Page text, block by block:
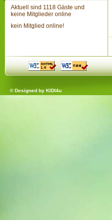
Aktuell sind 1118 Gäste und
keine Mitglieder online
kein Mitglied online!
© Designed by KIDI4u